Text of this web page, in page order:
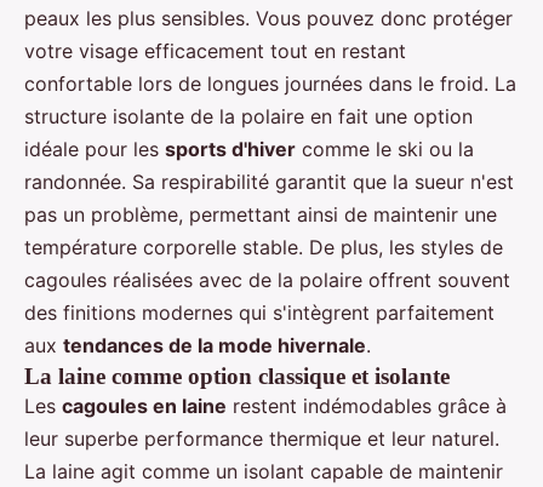
peaux les plus sensibles. Vous pouvez donc protéger
votre visage efficacement tout en restant
confortable lors de longues journées dans le froid. La
structure isolante de la polaire en fait une option
idéale pour les sports d'hiver comme le ski ou la
randonnée. Sa respirabilité garantit que la sueur n'est
pas un problème, permettant ainsi de maintenir une
température corporelle stable. De plus, les styles de
cagoules réalisées avec de la polaire offrent souvent
des finitions modernes qui s'intègrent parfaitement
aux tendances de la mode hivernale.
La laine comme option classique et isolante
Les cagoules en laine restent indémodables grâce à
leur superbe performance thermique et leur naturel.
La laine agit comme un isolant capable de maintenir